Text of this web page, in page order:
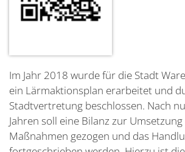
Im Jahr 2018 wurde für die Stadt
ein Lärmaktionsplan erarbeitet und
Stadtvertretung beschlossen. Nach
Jahren soll eine Bilanz zur
Maßnahmen gezogen und das